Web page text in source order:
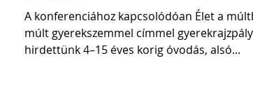
A konferenciához kapcsolódóan Élet a múltban — A
múlt gyerekszemmel címmel
hirdettünk 4–15 éves korig óvodás, alsó...